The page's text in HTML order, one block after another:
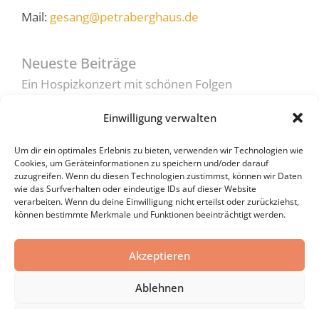
Einwilligung verwalten
Um dir ein optimales Erlebnis zu bieten, verwenden wir Technologien wie
Cookies, um Geräteinformationen zu speichern und/oder darauf
zuzugreifen. Wenn du diesen Technologien zustimmst, können wir Daten
wie das Surfverhalten oder eindeutige IDs auf dieser Website
verarbeiten. Wenn du deine Einwilligung nicht erteilst oder zurückziehst,
können bestimmte Merkmale und Funktionen beeinträchtigt werden.
Akzeptieren
Ablehnen
Mail: gesang@petraberghaus.de
Neueste Beiträge
Ein Hospizkonzert mit schönen Folgen
5 Tipps: So tröste ich richtig!
Darf man den Tod in die Abendunterhaltung
bringen?
Copyright © 2026 PETRA BERGHAUS